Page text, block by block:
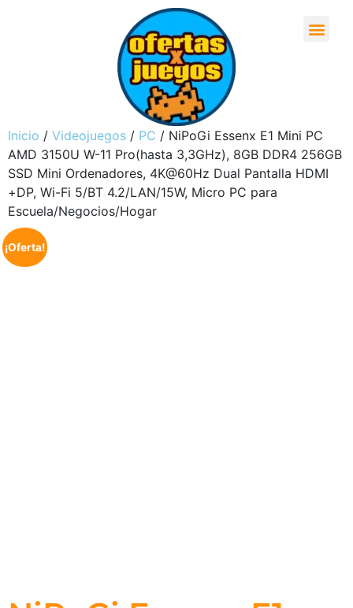
Inicio / Videojuegos / PC / NiPoGi Essenx E1 Mini PC
AMD 3150U W-11 Pro(hasta 3,3GHz), 8GB DDR4 256GB
SSD Mini Ordenadores, 4K@60Hz Dual Pantalla HDMI
+DP, Wi-Fi 5/BT 4.2/LAN/15W, Micro PC para
Escuela/Negocios/Hogar
¡Oferta!